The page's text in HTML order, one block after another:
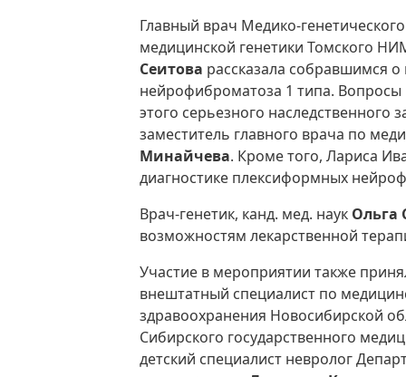
Главный врач Медико-
медицинской генетики Томского
Сеитова рассказала собравшимся
нейрофиброматоза 1 типа. Вопросы
этого серьезного наследственного
заместитель главного врача по
Минайчева. Кроме того, Лариса
диагностике плексиформных
Врач-генетик, канд. мед. наук Ольга
возможностям лекарственной
Участие в мероприятии также
внештатный специалист по
здравоохранения Новосибирской
Сибирского государственного
детский специалист невролог